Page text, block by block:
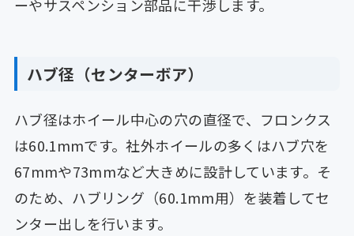
ーやサスペンション部品に干渉します。
ハブ径（センターボア）
ハブ径はホイール中心の穴の直径で、フロンクス
は60.1mmです。社外ホイールの多くはハブ穴を
67mmや73mmなど大きめに設計しています。そ
のため、ハブリング（60.1mm用）を装着してセ
ンター出しを行います。